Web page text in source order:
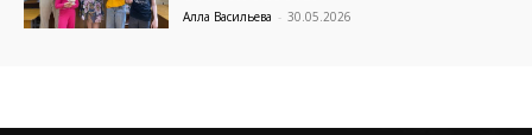
Алла Васильева - 30.05.2026